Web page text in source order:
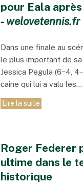
pour Eala
- welovetennis.fr
Dans une finale au
le plus impor­tant de
Jessica Pegula (6−4,
caine qui lui a valu les…
Lire la suite
Roger Federer
ultime dans le
historique